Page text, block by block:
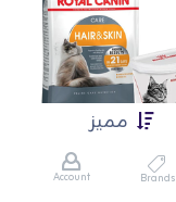
مميز
Brands
Account